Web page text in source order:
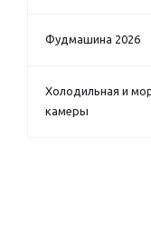
Фудмашина 2026
Холодильная и
камеры